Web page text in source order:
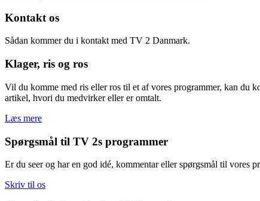
Kontakt os
Sådan kommer du i kontakt med TV 2 Danmark.
Klager, ris og ros
Vil du komme med ris eller ros til et af vores programmer, kan du
artikel, hvori du medvirker eller er omtalt.
Læs mere
Spørgsmål til TV 2s programmer
Er du seer og har en god idé, kommentar eller spørgsmål til vores
Skriv til os